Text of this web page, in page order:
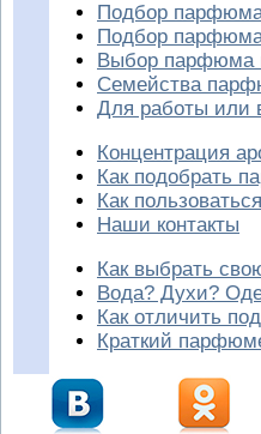
Подбор
Подбор
Выбор парфюма
Семейства
Для работы или
Концентрация
Как подобрать
Как
Наши контакты
Как выбрать
Вода? Духи?
Как отличить
Краткий